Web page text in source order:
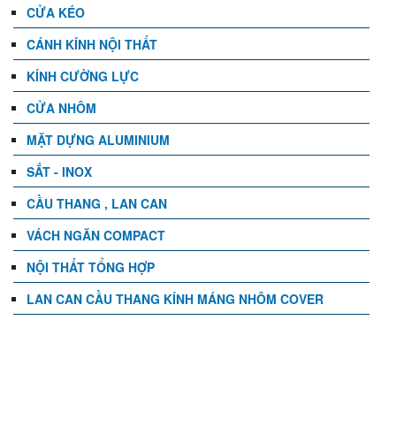
CỬA KÉO
CÁNH KÍNH NỘI THẤT
KÍNH CƯỜNG LỰC
CỬA NHÔM
MẶT DỰNG ALUMINIUM
SẮT - INOX
CẦU THANG , LAN CAN
VÁCH NGĂN COMPACT
NỘI THẤT TỔNG HỢP
LAN CAN CẦU THANG KÍNH MÁNG NHÔM COVER